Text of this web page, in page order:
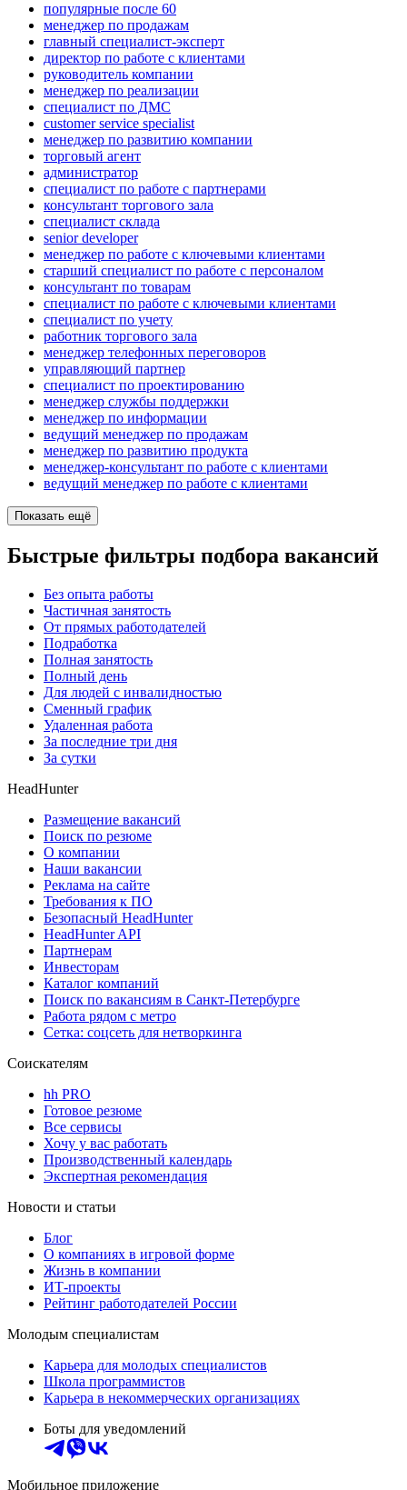
популярные после 60
менеджер по продажам
главный специалист-эксперт
директор по работе с клиентами
руководитель компании
менеджер по реализации
специалист по ДМС
customer service specialist
менеджер по развитию компании
торговый агент
администратор
специалист по работе с партнерами
консультант торгового зала
специалист склада
senior developer
менеджер по работе с ключевыми клиентами
старший специалист по работе с персоналом
консультант по товарам
специалист по работе с ключевыми клиентами
специалист по учету
работник торгового зала
менеджер телефонных переговоров
управляющий партнер
специалист по проектированию
менеджер службы поддержки
менеджер по информации
ведущий менеджер по продажам
менеджер по развитию продукта
менеджер-консультант по работе с клиентами
ведущий менеджер по работе с клиентами
Показать ещё
Быстрые фильтры подбора вакансий
Без опыта работы
Частичная занятость
От прямых работодателей
Подработка
Полная занятость
Полный день
Для людей с инвалидностью
Сменный график
Удаленная работа
За последние три дня
За сутки
HeadHunter
Размещение вакансий
Поиск по резюме
О компании
Наши вакансии
Реклама на сайте
Требования к ПО
Безопасный HeadHunter
HeadHunter API
Партнерам
Инвесторам
Каталог компаний
Поиск по вакансиям в Санкт-Петербурге
Работа рядом с метро
Сетка: соцсеть для нетворкинга
Соискателям
hh PRO
Готовое резюме
Все сервисы
Хочу у вас работать
Производственный календарь
Экспертная рекомендация
Новости и статьи
Блог
О компаниях в игровой форме
Жизнь в компании
ИТ-проекты
Рейтинг работодателей России
Молодым специалистам
Карьера для молодых специалистов
Школа программистов
Карьера в некоммерческих организациях
Боты для уведомлений
Мобильное приложение